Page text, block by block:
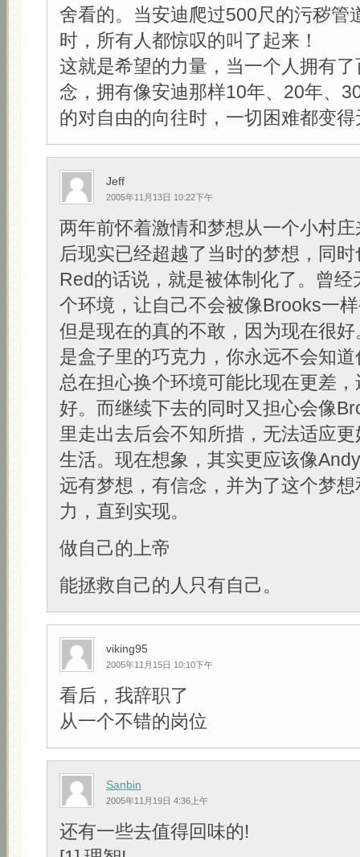
舍看的。当安迪爬过500尺的污秽管
时，所有人都惊叹的叫了起来！
这就是希望的力量，当一个人拥有
念，拥有像安迪那样10年、20年、
的对自由的向往时，一切困难都变
Jeff
2005年11月13日 10:22下午
两年前怀着激情和梦想从一个小村
后现实已经超越了当时的梦想，同
Red的话说，就是被体制化了。曾经
个环境，让自己不会被像Brooks一
但是现在的真的不敢，因为现在很
是盒子里的巧克力，你永远不会知
总在担心换个环境可能比现在更差
好。而继续下去的同时又担心会像
里走出去后会不知所措，无法适应
生活。现在想象，其实更应该像
远有梦想，有信念，并为了这个梦
力，直到实现。
做自己的上帝
能拯救自己的人只有自己。
viking95
2005年11月15日 10:10下午
看后，我辞职了
从一个不错的岗位
Sanbin
2005年11月19日 4:36上午
还有一些去值得回味的!